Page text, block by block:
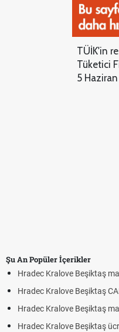
TÜİK'in
Tüketici
5
Şu An Popüler İçerikler
Hradec Kralove Beşiktaş
Hradec Kralove Beşiktaş
Hradec Kralove Beşiktaş
Hradec Kralove Beşiktaş